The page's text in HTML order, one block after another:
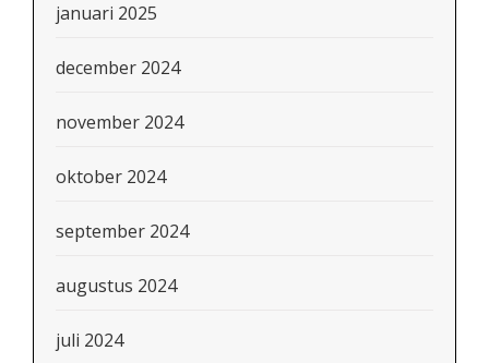
januari 2025
december 2024
november 2024
oktober 2024
september 2024
augustus 2024
juli 2024